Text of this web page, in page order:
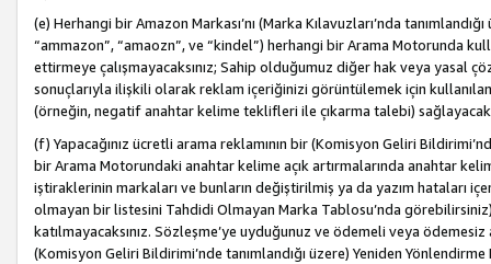
(e) Herhangi bir Amazon Markası’nı (Marka Kılavuzları’nda
“ammazon”, “amaozn”, ve “kindel”) herhangi bir Arama Motorunda
ettirmeye çalışmayacaksınız; Sahip olduğumuz diğer hak veya yasal
sonuçlarıyla ilişkili olarak reklam içeriğinizi görüntülemek için
(örneğin, negatif anahtar kelime teklifleri ile çıkarma talebi)
(f) Yapacağınız ücretli arama reklamının bir (Komisyon Geliri
bir Arama Motorundaki anahtar kelime açık artırmalarında anahtar
iştiraklerinin markaları ve bunların değiştirilmiş ya da yazım hataları
olmayan bir listesini Tahdidi Olmayan Marka Tablosu’nda
katılmayacaksınız. Sözleşme’ye uyduğunuz ve ödemeli veya
(Komisyon Geliri Bildirimi’nde tanımlandığı üzere) Yeniden